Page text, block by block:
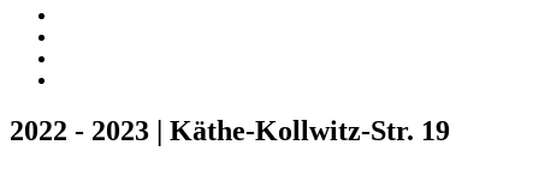
2022 - 2023 | Käthe-Kollwitz-Str. 19